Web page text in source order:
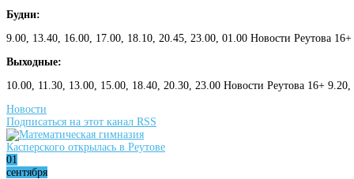
Будни:
9.00, 13.40, 16.00, 17.00, 18.10, 20.45, 23.00, 01.00 Новости Реутова
Выходные:
10.00, 11.30, 13.00, 15.00, 18.40, 20.30, 23.00 Новости Реутова 16+
Новости
Подписаться на этот канал RSS
01
сентября